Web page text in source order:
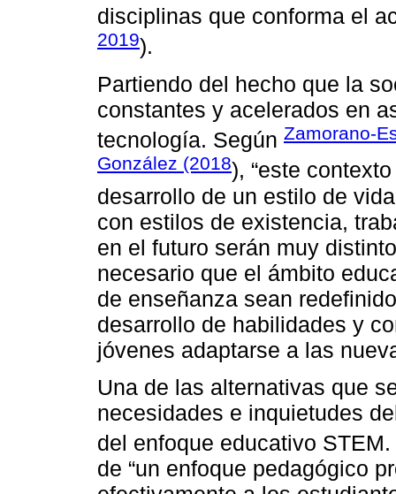
disciplinas que conforma el
2019).
Partiendo del hecho que la
constantes y acelerados en
tecnología. Según Zamorano-
González (2018), “este
desarrollo de un estilo de
con estilos de existencia,
en el futuro serán muy
necesario que el ámbito
de enseñanza sean
desarrollo de habilidades y
jóvenes adaptarse a las
Una de las alternativas que
necesidades e inquietudes
del enfoque educativo
de “un enfoque pedagógico